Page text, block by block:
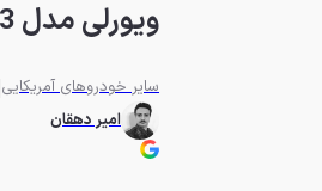
ویورلی مدل 93، خودروی برقی صد ساله با شعاع حرکتی 160 کیلومتر!
سایر خودروهای آمریکایی
امیر دهقان